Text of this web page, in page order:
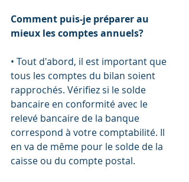
Comment puis-je préparer au
mieux les comptes annuels?
• Tout d'abord, il est important que
tous les comptes du bilan soient
rapprochés. Vérifiez si le solde
bancaire en conformité avec le
relevé bancaire de la banque
correspond à votre comptabilité. Il
en va de même pour le solde de la
caisse ou du compte postal.